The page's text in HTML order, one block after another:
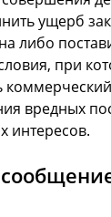
ущерб
либо
при
вредных
интересов.